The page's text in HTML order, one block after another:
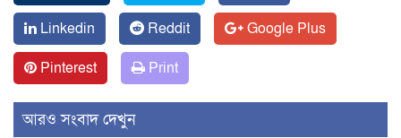
Linkedin
Reddit
Google Plus
Pinterest
Print
আরও সংবাদ দেখুন